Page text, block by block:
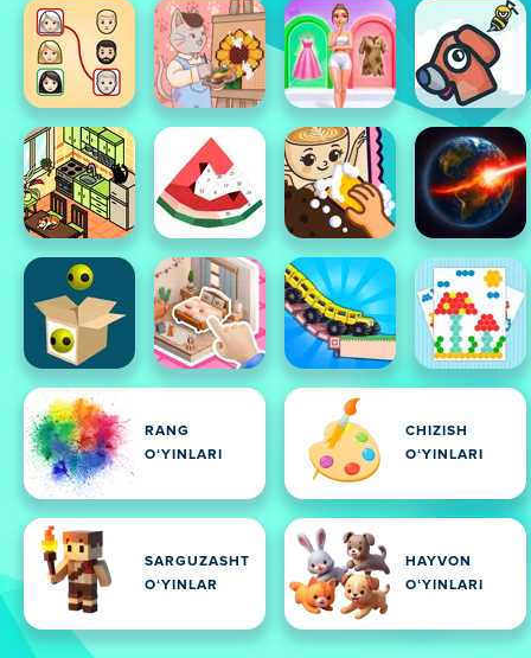
RANG
OʻYINLARI
CHIZISH
OʻYINLARI
SARGUZASHT
OʻYINLAR
HAYVON
OʻYINLARI